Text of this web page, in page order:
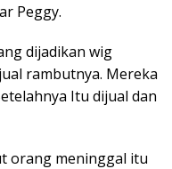
Peggy.
dijadikan wig
rambutnya. Mereka
Itu dijual dan
orang meninggal itu